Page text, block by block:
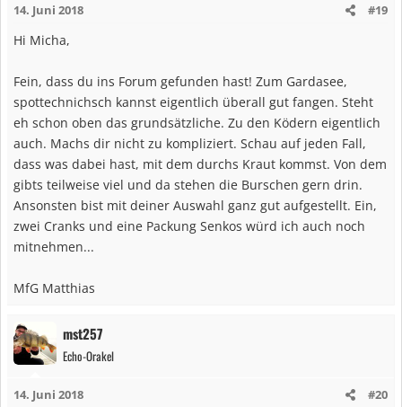
o
n
:
14. Juni 2018 #19
Hi Micha,
Fein, dass du ins Forum gefunden hast! Zum Gardasee,
spottechnichsch kannst eigentlich überall gut fangen. Steht
eh schon oben das grundsätzliche. Zu den Ködern eigentlich
auch. Machs dir nicht zu kompliziert. Schau auf jeden Fall,
dass was dabei hast, mit dem durchs Kraut kommst. Von dem
gibts teilweise viel und da stehen die Burschen gern drin.
Ansonsten bist mit deiner Auswahl ganz gut aufgestellt. Ein,
zwei Cranks und eine Packung Senkos würd ich auch noch
mitnehmen...
MfG Matthias
mst257
Echo-Orakel
14. Juni 2018 #20